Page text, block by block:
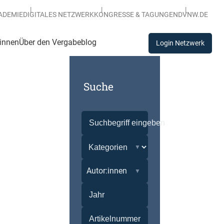
DIGITALES NETZWERKKONGRESSE & TAGUNGENDVNW.DE
Über den Vergabeblog Login Netzwerk
Suche
Autor:innen